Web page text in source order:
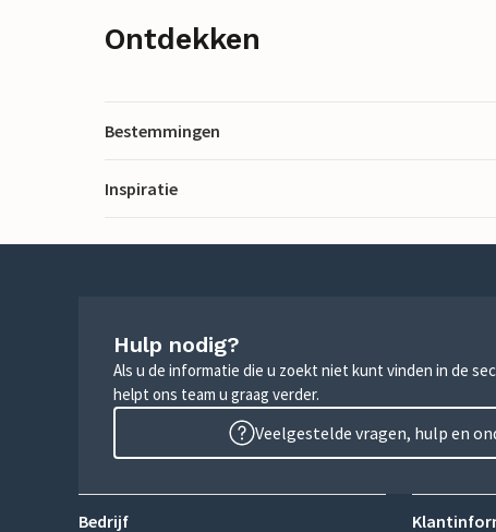
Ontdekken
Bestemmingen
Inspiratie
Hulp nodig?
Als u de informatie die u zoekt niet kunt vinden in de
helpt ons team u graag verder.
Veelgestelde vragen, hulp en
Bedrijf